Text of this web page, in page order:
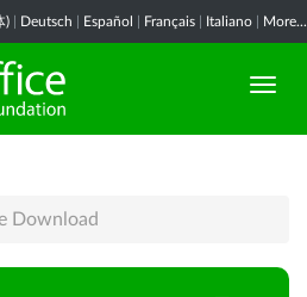
) Deutsch Español Français Italiano More...
Download